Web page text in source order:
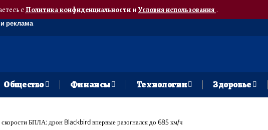
сПолитика конфиденциальностии Условия использования.
реклама
Общество Финансы Технологии Здоровье
БПЛА: дрон Blackbird впервые разогнался до 685 км/ч